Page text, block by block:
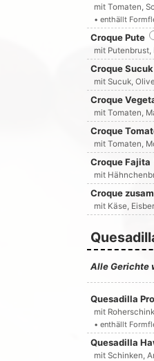
mit Tomaten,
• enthällt
Croque Pute
mit Putenbrust,
Croque Sucuk
mit Sucuk,
Croque
mit Tomaten,
Croque
mit Tomaten,
Croque Fajita
mit
Croque
mit Käse,
Alle Gerichte
Quesadilla
mit
• enthällt
Quesadilla
mit Schinken,